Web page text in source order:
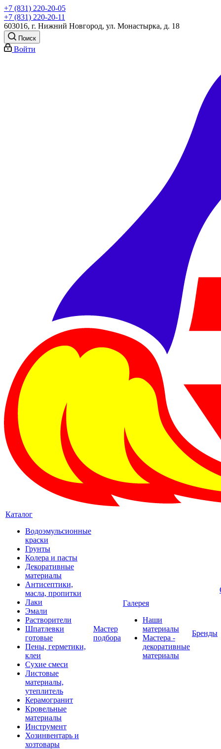
+7 (831) 220-20-05
+7 (831) 220-20-11
603016, г. Нижний Новгород, ул. Монастырка, д. 18
Поиск
Войти
Каталог
Водоэмульсионные
краски
Грунты
Колера и пасты
Декоративные
материалы
Антисептики,
масла, пропитки
Лаки
Эмали
Растворители
Шпатлевки
готовые
Пены, герметики,
клеи
Сухие смеси
Листовые
материалы,
утеплитель
Керамогранит
Кровельные
материалы
Инструмент
Хозинвентарь и
хозтовары
Мастер
подбора
Галерея
Наши
материалы
Мастера -
декоративные
материалы
Бренды